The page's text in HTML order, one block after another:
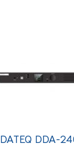
DATEQ DDA-